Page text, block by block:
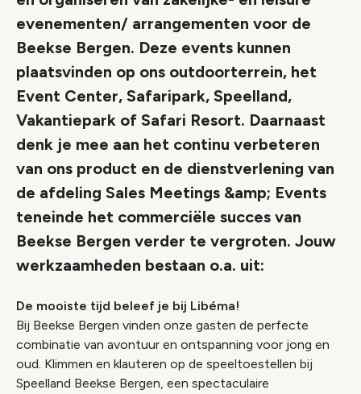
evenementen/ arrangementen voor de
Beekse Bergen. Deze events kunnen
plaatsvinden op ons outdoorterrein, het
Event Center, Safaripark, Speelland,
Vakantiepark of Safari Resort. Daarnaast
denk je mee aan het continu verbeteren
van ons product en de dienstverlening van
de afdeling Sales Meetings &amp; Events
teneinde het commerciële succes van
Beekse Bergen verder te vergroten. Jouw
werkzaamheden bestaan o.a. uit:
De mooiste tijd beleef je bij Libéma!
Bij Beekse Bergen vinden onze gasten de perfecte
combinatie van avontuur en ontspanning voor jong en
oud. Klimmen en klauteren op de speeltoestellen bij
Speelland Beekse Bergen, een spectaculaire